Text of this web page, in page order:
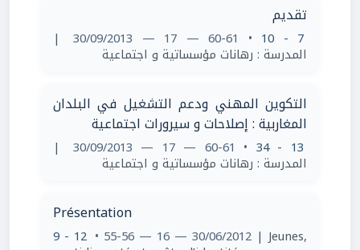
تقديم
7 - 10
• 60-61 — 17 — 30/09/2013
|
المدرسة : رهانات مؤسساتية و اجتماعية
التكوين المهني ودعم التشغيل في البلدان
المغاربية : إصلاحات و سيرورات اجتماعية
13 - 34
• 60-61 — 17 — 30/09/2013
|
المدرسة : رهانات مؤسساتية و اجتماعية
Présentation
9 - 12 • 55-56 — 16 — 30/06/2012 | Jeunes,